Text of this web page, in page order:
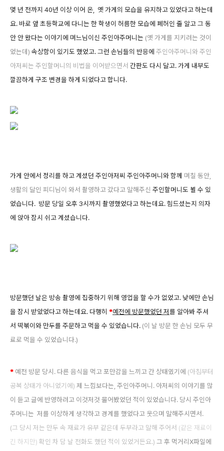
몇 년 전까지 40년 이상 이어 온, 옛 가게의 모습을 유지하고 있었다고 하는데
요. 바로 앞 초등학교에 다니는 한 학생이 허름한 모습에 폐허인 줄 알고 그 동
안 안 왔다는 이야기에 며느님이신 주인아주머니는 (옛 가게를 지키려는 것이
었는데) 속상함이 있기도 했었고. 그런 손님들의 반응에 주인아주머니와 주인
아저씨는 주인할머니의 비법을 이어받으면서 간판도 다시 달고. 가게 내부도
깔끔하게 구조 변경을 하게 되었다고 합니다.
가게 안에서 정리를 하고 계셨던 주인아저씨 주인아주머니와 함께 며칠 동안,
생활의 달인 피디님이 와서 촬영하고 갔다고 말해주신 주인할머니도 뵐 수 있
었습니다. 방문 당일 오후 3시까지 촬영했었다고 하는데요. 힘드셨는지 의자
에 앉아 잠시 쉬고 계셨습니다.
방문했던 날은 방송 촬영에 집중하기 위해 영업을 할 수가 없었고. 낮에만 손님
을 잠시 받았었다고 하는데요. 다행히 *예전에 방문했었던 저를 알아봐 주셔
서 떡볶이와 만두를 주문하고 먹을 수 있었습니다. (이 날 방문 한 손님 모두 무
료로 먹을 수 있었습니다.)
* 예전 방문 당시. 다른 음식을 먹고포만감을 느끼고 간 상태였기에 (아침부터
공복 상태가 아니었기에) 제 느낌보다는, 주인아주머니. 아저씨의 이야기를 많
이 듣고 글에 반영하려고 이것저것 물어봤었던 적이 있었습니다. 당시 주인아
주머니는 저를 이상하게 생각하고 경계를 했었다고 웃으며 말해주시면서.
(그 당시 저는 만두 속 재료가 유부 같은데 두부라고 말해 주어서 (같은 재료이
긴 하지만) 확인 차 담 날 전화도 했던 적이 있었거든요.) 그 후 먹거리X파일에